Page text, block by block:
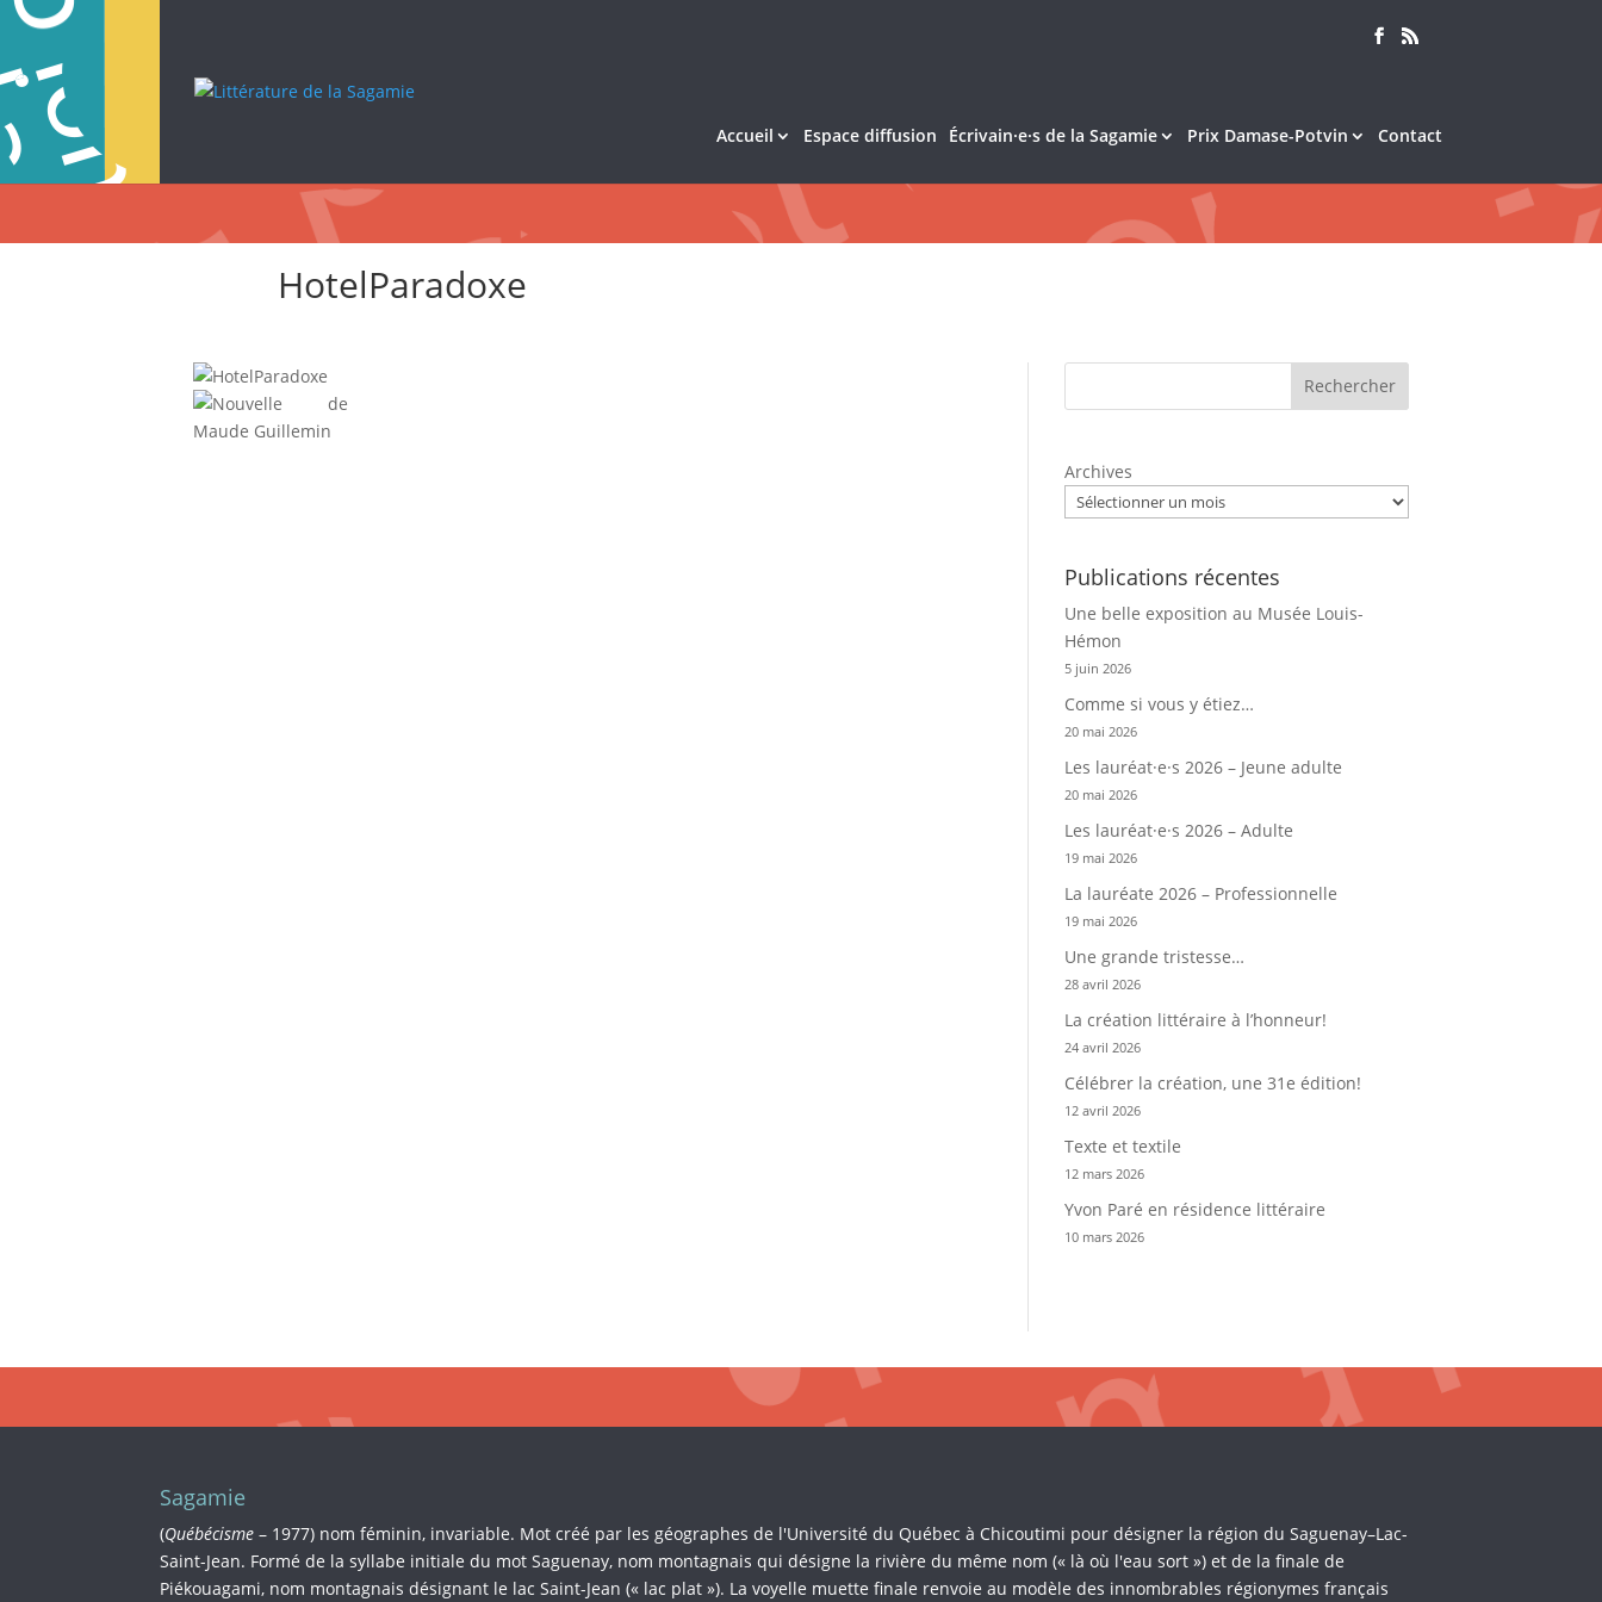
Accueil Espace diffusion Écrivain·e·s de la Sagamie Prix Damase-Potvin Contact
HotelParadoxe
Rechercher
Archives
Publications récentes
Une belle exposition au Musée Louis-
Hémon
5 juin 2026
Comme si vous y étiez…
20 mai 2026
Les lauréat·e·s 2026 – Jeune adulte
20 mai 2026
Les lauréat·e·s 2026 – Adulte
19 mai 2026
La lauréate 2026 – Professionnelle
19 mai 2026
Une grande tristesse…
28 avril 2026
La création littéraire à l’honneur!
24 avril 2026
Célébrer la création, une 31e édition!
12 avril 2026
Texte et textile
12 mars 2026
Yvon Paré en résidence littéraire
10 mars 2026
Sagamie
(Québécisme– 1977) nom féminin, invariable. Mot créé par les géographes de l'Université du Québec à Chicoutimi pour désigner la région du Saguenay–Lac-
Saint-Jean. Formé de la syllabe initiale du mot Saguenay, nom montagnais qui désigne la rivière du même nom (« là où l'eau sort ») et de la finale de
Piékouagami, nom montagnais désignant le lac Saint-Jean (« lac plat »). La voyelle muette finale renvoie au modèle des innombrables régionymes français